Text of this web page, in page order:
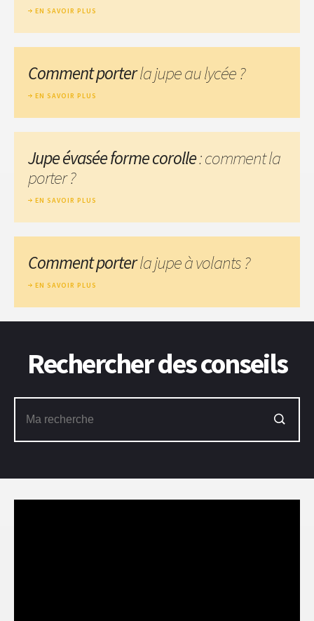
EN SAVOIR PLUS
Comment porterla jupe au lycée ?
EN SAVOIR PLUS
Jupe évasée forme corolle: comment la
porter ?
EN SAVOIR PLUS
Comment porterla jupe à volants ?
EN SAVOIR PLUS
Rechercher des conseils